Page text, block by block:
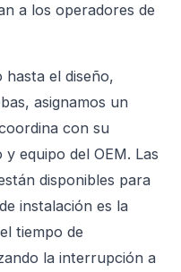
a los operadores de
hasta el diseño,
asignamos un
con su
equipo del OEM. Las
disponibles para
instalación es la
tiempo de
la interrupción a